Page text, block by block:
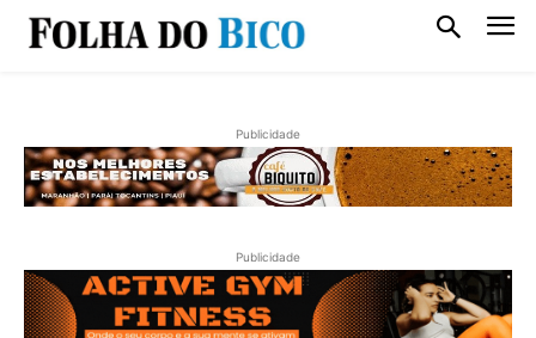
Publicidade
Publicidade